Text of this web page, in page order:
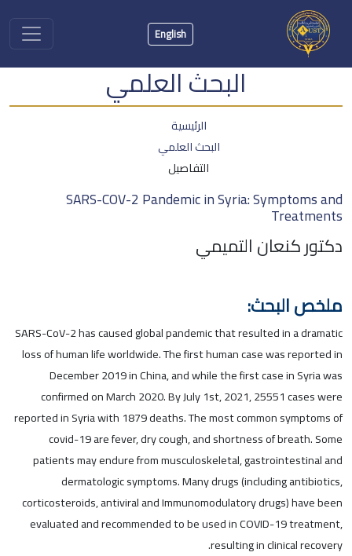
English
البحث العلمي
الرئيسية
البحث العلمي
التفاصيل
SARS-COV-2 Pandemic in Syria: Symptoms and
Treatments
دكتور كنعان التميمي
ملخص البحث:
SARS-CoV-2 has caused global pandemic that resulted in a dramatic
loss of human life worldwide. The first human case was reported in
December 2019 in China, and while the first case in Syria was
confirmed on March 2020. By July 1st, 2021, 25551 cases were
reported in Syria with 1879 deaths. The most common symptoms of
covid-19 are fever, dry cough, and shortness of breath. Some
patients may endure from musculoskeletal, gastrointestinal and
dermatologic symptoms. Many drugs (including antibiotics,
corticosteroids, antiviral and Immunomodulatory drugs) have been
evaluated and recommended to be used in COVID-19 treatment,
resulting in clinical recovery.